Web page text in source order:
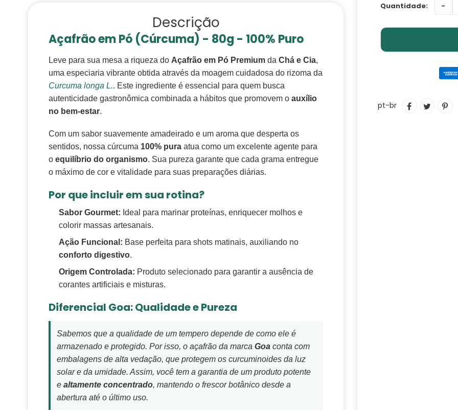
-
o
pt-br TUITAR
Descrição
Açafrão em Pó (Cúrcuma) - 80g - 100% Puro
Leve para sua mesa a riqueza do Açafrão em Pó Premium da Chá e Cia,
uma especiaria vibrante obtida através da moagem cuidadosa do rizoma da
Curcuma longa L.. Este ingrediente é essencial para quem busca
autenticidade gastronômica combinada a hábitos que promovem o auxílio
no bem-estar.
Com um sabor suavemente amadeirado e um aroma que desperta os
sentidos, nossa cúrcuma 100% pura atua como um excelente agente para
o equilíbrio do organismo. Sua pureza garante que cada grama entregue
o máximo de cor e vitalidade para suas preparações diárias.
Por que incluir em sua rotina?
Sabor Gourmet: Ideal para marinar proteínas, enriquecer molhos e
colorir massas artesanais.
Ação Funcional: Base perfeita para shots matinais, auxiliando no
conforto digestivo.
Origem Controlada: Produto selecionado para garantir a ausência de
corantes artificiais e misturas.
Diferencial Goa: Qualidade e Pureza
Sabemos que a qualidade de um tempero depende de como ele é
armazenado e protegido. Por isso, o açafrão da marca Goa conta com
embalagens de alta vedação, que protegem os curcuminoides da luz
solar e da umidade. Assim, você tem a garantia de um produto potente
e altamente concentrado, mantendo o frescor botânico desde a
abertura até o último uso.